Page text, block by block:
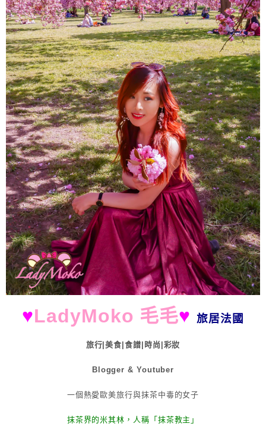
♥LadyMoko 毛毛♥ 旅居法國
旅行|美食|食譜|時尚|彩妝
Blogger & Youtuber
一個熱愛歐美旅行與抹茶中毒的女子
抹茶界的米其林，人稱「抹茶教主」